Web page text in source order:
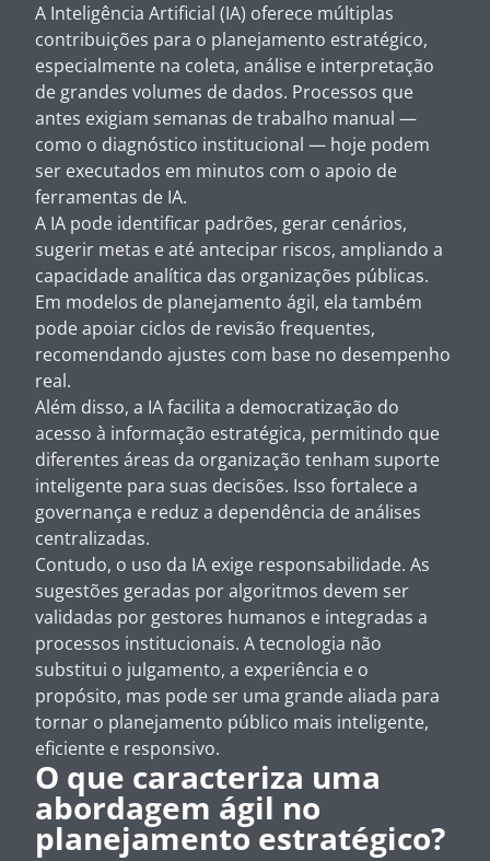
A Inteligência Artificial (IA) oferece múltiplas
contribuições para o planejamento estratégico,
especialmente na coleta, análise e interpretação
de grandes volumes de dados. Processos que
antes exigiam semanas de trabalho manual —
como o diagnóstico institucional — hoje podem
ser executados em minutos com o apoio de
ferramentas de IA.
A IA pode identificar padrões, gerar cenários,
sugerir metas e até antecipar riscos, ampliando a
capacidade analítica das organizações públicas.
Em modelos de planejamento ágil, ela também
pode apoiar ciclos de revisão frequentes,
recomendando ajustes com base no desempenho
real.
Além disso, a IA facilita a democratização do
acesso à informação estratégica, permitindo que
diferentes áreas da organização tenham suporte
inteligente para suas decisões. Isso fortalece a
governança e reduz a dependência de análises
centralizadas.
Contudo, o uso da IA exige responsabilidade. As
sugestões geradas por algoritmos devem ser
validadas por gestores humanos e integradas a
processos institucionais. A tecnologia não
substitui o julgamento, a experiência e o
propósito, mas pode ser uma grande aliada para
tornar o planejamento público mais inteligente,
eficiente e responsivo.
O que caracteriza uma
abordagem ágil no
planejamento estratégico?